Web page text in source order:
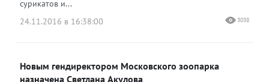
сурикатов и...
24.11.2016 в 16:38:00
3038
Новым гендиректором Московского зоопарка
назначена Светлана Акулова